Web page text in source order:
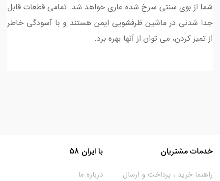
شما از بوی سنتی سرخ شده عاری خواهد شد. تمامی قطعات قابل
جدا شدنی در ماشین ظرفشویی ایمن هستند و با آسودگی خاطر
از تمیز کردن، می توان از آنها بهره برد.
خدمات مشتریان
راهنما خرید ، پرداخت و ارسال
با ایران 58
درباره ما